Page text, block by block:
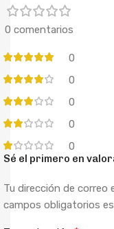
0 comentarios
0
0
0
0
0
Sé el primero en
Tu dirección de correo
campos obligatorios